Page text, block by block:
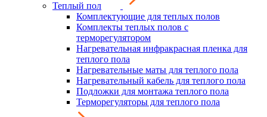
Теплый пол
Комплектующие для теплых полов
Комплекты теплых полов с
терморегулятором
Нагревательная инфракрасная пленка для
теплого пола
Нагревательные маты для теплого пола
Нагревательный кабель для теплого пола
Подложки для монтажа теплого пола
Терморегуляторы для теплого пола